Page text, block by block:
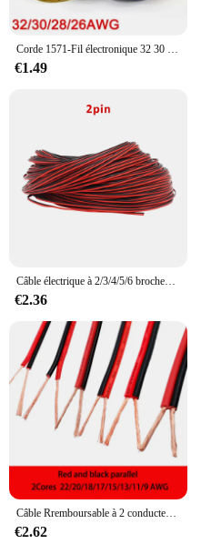
€1.49
Câble électrique à 2/3/4/5/6 broches pour WS2812 WS2811 RGB, ruban LED 2835 5050, 5m, 10m, 22awg, fil électrique en cuivre étamé
€2.36
Câble Rremboursable à 2 conducteurs, fil LED, fil parallèle rouge et noir, isolation trompent, câble d'extension en cuivre, 1 mètre, 22 AWG, 20 AWG, 18 AWG, 17 AWG, 15 AWG, 13 AWG, 11 AWG, 9AWG
€2.62